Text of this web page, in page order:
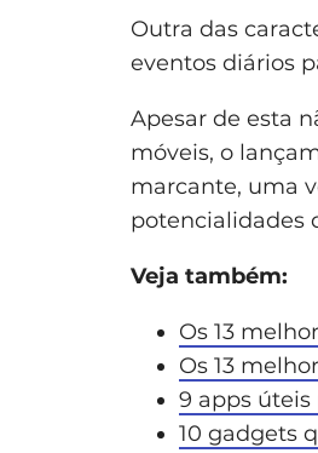
Outra das
eventos diários
Apesar de esta
móveis, o
marcante, uma
potencialidades
Veja também:
Os 13
Os 13
9 apps
10 gadgets